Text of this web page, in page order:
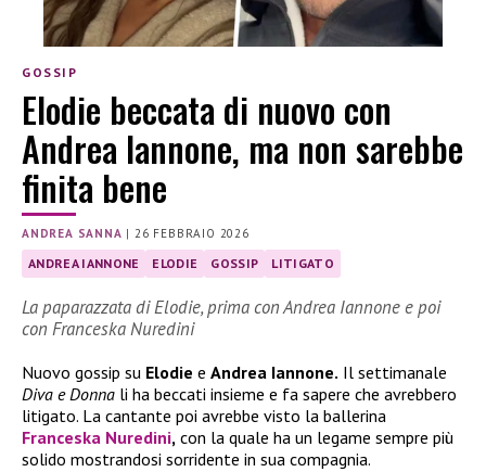
GOSSIP
Elodie beccata di nuovo con
Andrea Iannone, ma non sarebbe
finita bene
ANDREA SANNA |26 FEBBRAIO 2026
ANDREA IANNONE ELODIE GOSSIP LITIGATO
La paparazzata di Elodie, prima con Andrea Iannone e poi
con Franceska Nuredini
Nuovo gossip su Elodie e Andrea Iannone. Il settimanale
Diva e Donna li ha beccati insieme e fa sapere che avrebbero
litigato. La cantante poi avrebbe visto la ballerina
Franceska Nuredini, con la quale ha un legame sempre più
solido mostrandosi sorridente in sua compagnia.